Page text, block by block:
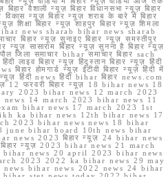
वैशाली न्यूज़ बिहार विधानसभा न्यूज़ बिहार
विकास न्यूज़ बिहार न्यूज़ शराब के बारे में बिहार
शिक्षा बिहार न्यूज़ शाहपुर बिहार न्यूज़ शिमला
bihar news sharab bihar news sharab
बिहार न्यूज़ सुनाइए बिहार न्यूज़ समस्तीपुर
न्यूज़ सासाराम बिहार न्यूज़ सुनना है बिहार न्यूज़
जिला समाचार bihar समाचार बिहार sach
लाइव बिहार न्यूज़ हिंदुस्तान बिहार न्यूज़ हिंदी
बिहार होमगार्ड न्यूज़ ईटीवी बिहार न्यूज़ हिंदी में
न्यूज़ हिंदी news हिंदी bihar बिहार news.com
12 फरवरी बिहार न्यूज़ 18 bihar news 18
2023 bihar news 12 march 2023
14 march 2023 bihar news 11
bihar news 17 march 2023 1st
ka bihar news 12th bihar news 17
2023 bihar news news 18 bihar
june bihar board 10th news bihar
news 2023 बिहार न्यूज़ 24 bihar news
न्यूज़ 2023 bihar news 21 march
news 20 april 2023 bihar news
2023 2022 ka bihar news 29 may
bihar news 2022 news 24 bihar